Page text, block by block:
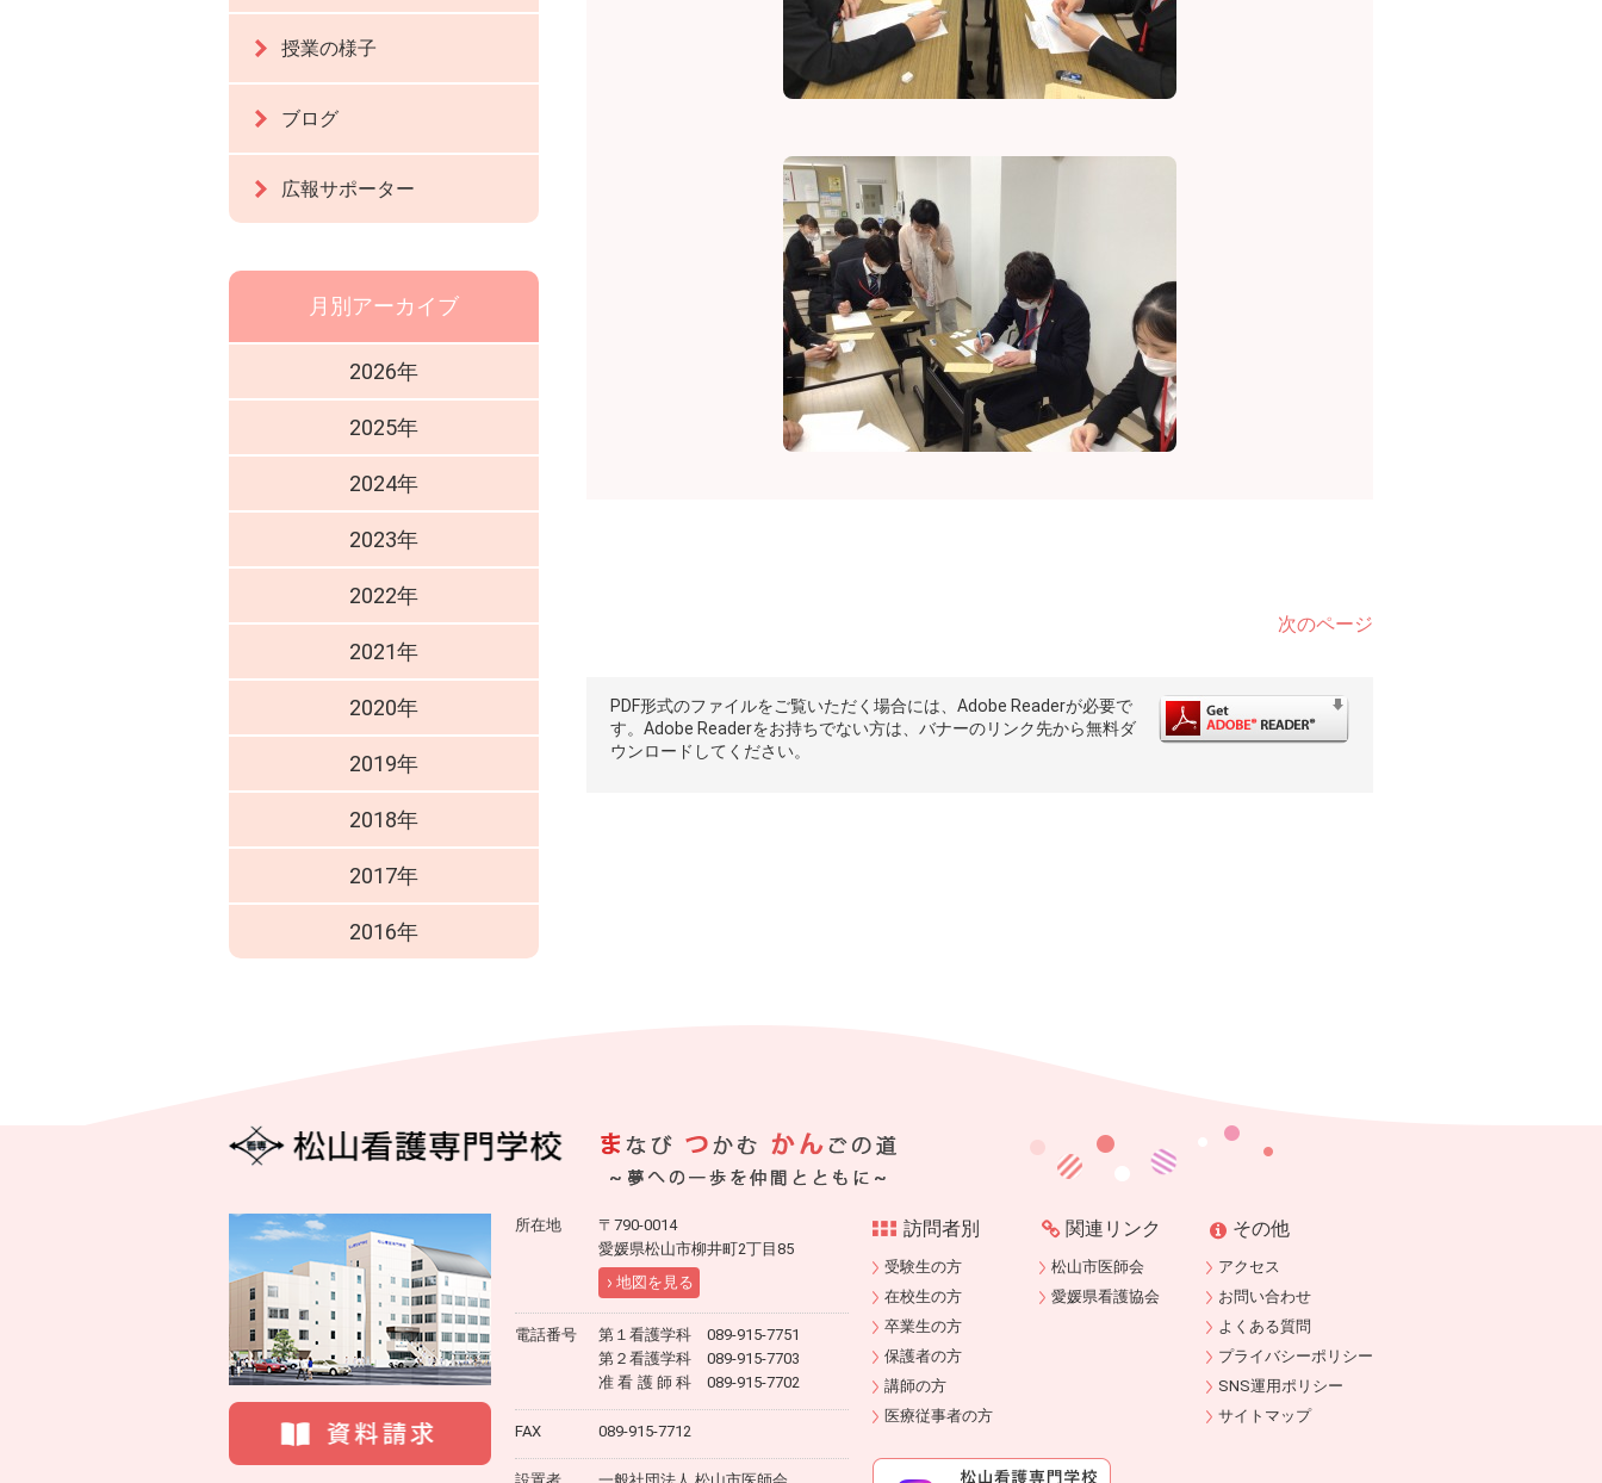
次のページ
PDF形式のファイルをご覧いただく場合には、Adobe Readerが必要で
す。Adobe Readerをお持ちでない方は、バナーのリンク先から無料ダ
ウンロードしてください。
授業の様子
ブログ
広報サポーター
月別アーカイブ
2026年
2025年
2024年
2023年
2022年
2021年
2020年
2019年
2018年
2017年
2016年
所在地
〒790-0014
愛媛県松山市柳井町2丁目85
地図を見る
電話番号
第１看護学科 089-915-7751
第２看護学科 089-915-7703
准看護師科
089-915-7702
FAX 089-915-7712
訪問者別
受験生の方
在校生の方
卒業生の方
保護者の方
講師の方
医療従事者の方
関連リンク
松山市医師会
愛媛県看護協会
その他
アクセス
お問い合わせ
よくある質問
プライバシーポリシー
SNS運用ポリシー
サイトマップ